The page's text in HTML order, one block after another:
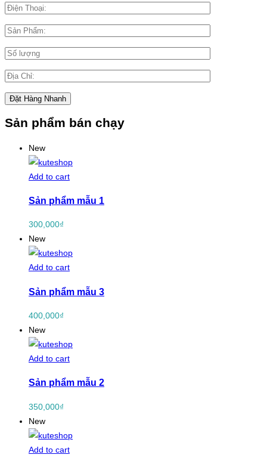
Sản phẩm bán chạy
New
Add to cart
Sản phẩm mẫu 1
300,000₫
New
Add to cart
Sản phẩm mẫu 3
400,000₫
New
Add to cart
Sản phẩm mẫu 2
350,000₫
New
Add to cart